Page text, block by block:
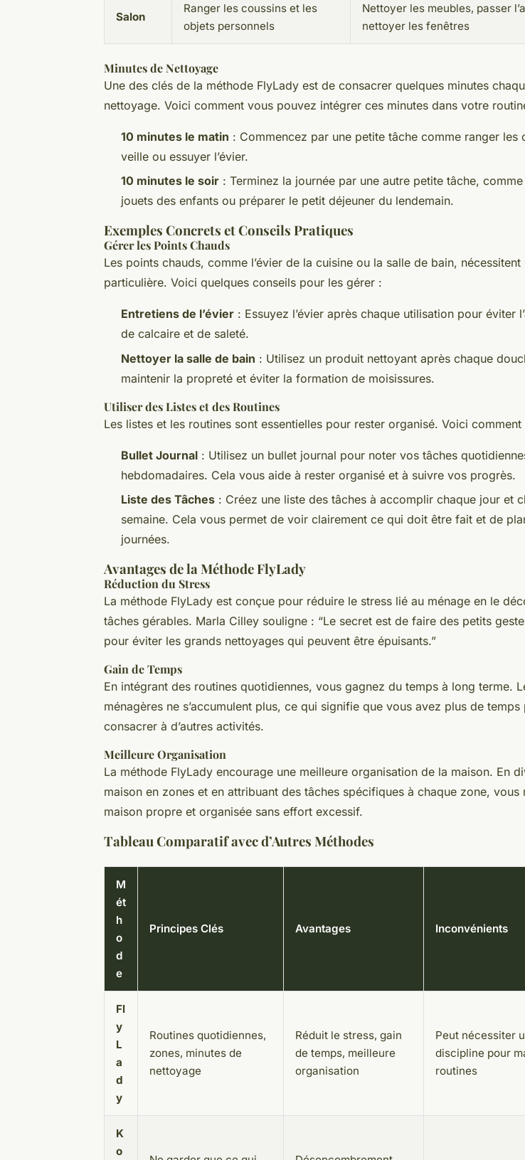
Salon
Ranger les coussins et les
objets personnels
Nettoyer les meubles, passer
nettoyer les fenêtres
Minutes de Nettoyage
Une des clés de la méthode FlyLady est de consacrer quelques minutes
nettoyage. Voici comment vous pouvez intégrer ces minutes dans votre
10 minutes le matin : Commencez par une petite tâche comme ranger les
veille ou essuyer l’évier.
10 minutes le soir : Terminez la journée par une autre petite tâche,
jouets des enfants ou préparer le petit déjeuner du lendemain.
Exemples Concrets et Conseils Pratiques
Gérer les Points Chauds
Les points chauds, comme l’évier de la cuisine ou la salle de bain, nécessitent
particulière. Voici quelques conseils pour les gérer :
Entretiens de l’évier : Essuyez l’évier après chaque utilisation pour éviter
de calcaire et de saleté.
Nettoyer la salle de bain : Utilisez un produit nettoyant après chaque
maintenir la propreté et éviter la formation de moisissures.
Utiliser des Listes et des Routines
Les listes et les routines sont essentielles pour rester organisé. Voici
Bullet Journal : Utilisez un bullet journal pour noter vos tâches
hebdomadaires. Cela vous aide à rester organisé et à suivre vos progrès.
Liste des Tâches : Créez une liste des tâches à accomplir chaque jour et
semaine. Cela vous permet de voir clairement ce qui doit être fait et de
journées.
Avantages de la Méthode FlyLady
Réduction du Stress
La méthode FlyLady est conçue pour réduire le stress lié au ménage en le
tâches gérables. Marla Cilley souligne : “Le secret est de faire des petits
pour éviter les grands nettoyages qui peuvent être épuisants.”
Gain de Temps
En intégrant des routines quotidiennes, vous gagnez du temps à long terme.
ménagères ne s’accumulent plus, ce qui signifie que vous avez plus de
consacrer à d’autres activités.
Meilleure Organisation
La méthode FlyLady encourage une meilleure organisation de la maison. En
maison en zones et en attribuant des tâches spécifiques à chaque zone, vous
maison propre et organisée sans effort excessif.
Tableau Comparatif avec d’Autres Méthodes
M
ét
h
o
d
e
Principes Clés Avantages Inconvénients
Fl
y
L
a
d
y
Routines quotidiennes,
zones, minutes de
nettoyage
Réduit le stress, gain
de temps, meilleure
organisation
Peut nécessiter
discipline pour
routines
K
o